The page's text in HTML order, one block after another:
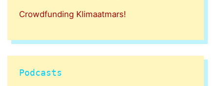
Crowdfunding Klimaatmars!
Podcasts